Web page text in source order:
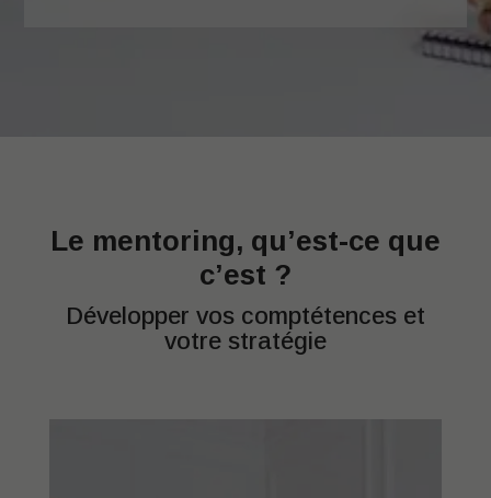
Le mentoring, qu’est-ce que
c’est ?
Développer vos comptétences et
votre stratégie